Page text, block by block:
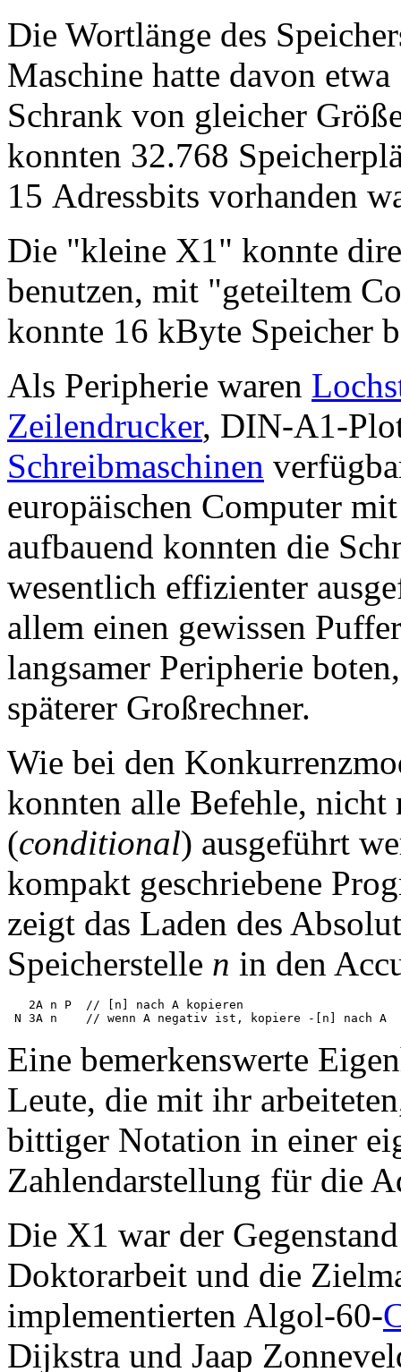
Die Wortlänge des
Maschine hatte davon
Schrank von gleicher
konnten 32.768
15 Adressbits vorhanden
Die "kleine X1" konnte
benutzen, mit "geteiltem
konnte 16 kByte Speicher
Als Peripherie waren
Zeilendrucker, DIN-A1-
Schreibmaschinen
europäischen Computer
aufbauend konnten die
wesentlich effizienter
allem einen gewissen
langsamer Peripherie
späterer Großrechner.
Wie bei den
konnten alle Befehle, nicht
(conditional) ausgeführt
kompakt geschriebene
zeigt das Laden des
Speicherstelle n in den
   2A n P  // [n] nach A kopieren
Eine bemerkenswerte
Leute, die mit ihr
bittiger Notation in einer
Zahlendarstellung für die
Die X1 war der
Doktorarbeit und die
implementierten Algol-60-
Dijkstra und Jaap